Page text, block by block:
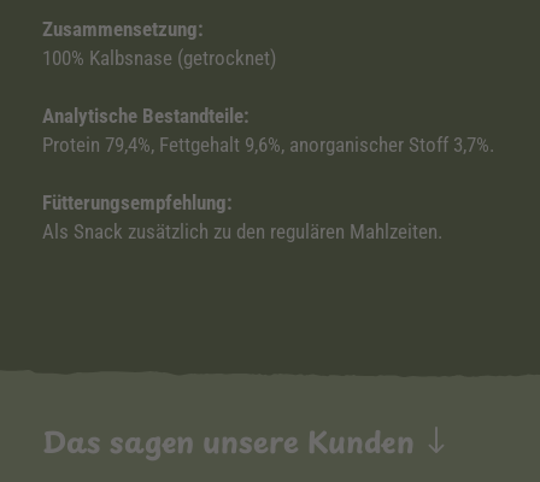
Zusammensetzung:
100% Kalbsnase (getrocknet)
Analytische Bestandteile:
Protein 79,4%, Fettgehalt 9,6%, anorganischer Stoff 3,7%.
Fütterungsempfehlung:
Als Snack zusätzlich zu den regulären Mahlzeiten.
Das sagen unsere Kunden